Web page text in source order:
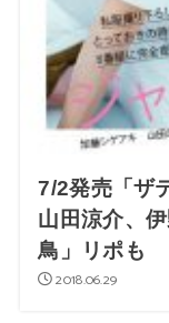
7/2発売「ザ
山田涼介、
鳥」リポも
2018.06.29